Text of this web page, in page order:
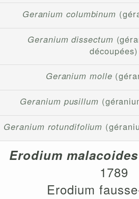
Geranium columbinum
Geranium dissectum
découpées)
Geranium molle
Geranium pusillum
Geranium rotundifolium
Erodium malacoides
1789
Erodium